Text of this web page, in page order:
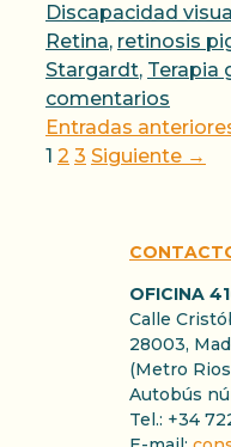
Discapacidad visual
Retina, retinosis
Stargardt, Terapia
comentarios
Entradas
Página
1 Página
2 Página
3 Siguiente →
OFICINA
Calle
28003,
(Metro
Autobús
Tel.: +34